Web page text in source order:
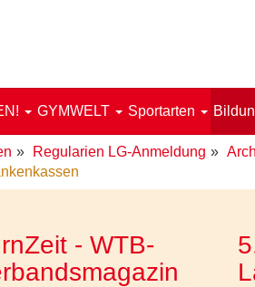
GYMWELT Sportarten
Regularien LG-Anmeldung
- WTB-